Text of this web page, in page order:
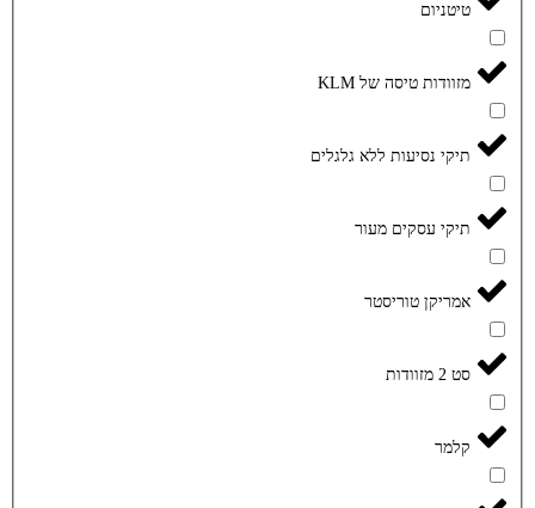
טיטניום
מזוודות טיסה של KLM
תיקי נסיעות ללא גלגלים
תיקי עסקים מעור
אמריקן טוריסטר
סט 2 מזוודות
קלמר